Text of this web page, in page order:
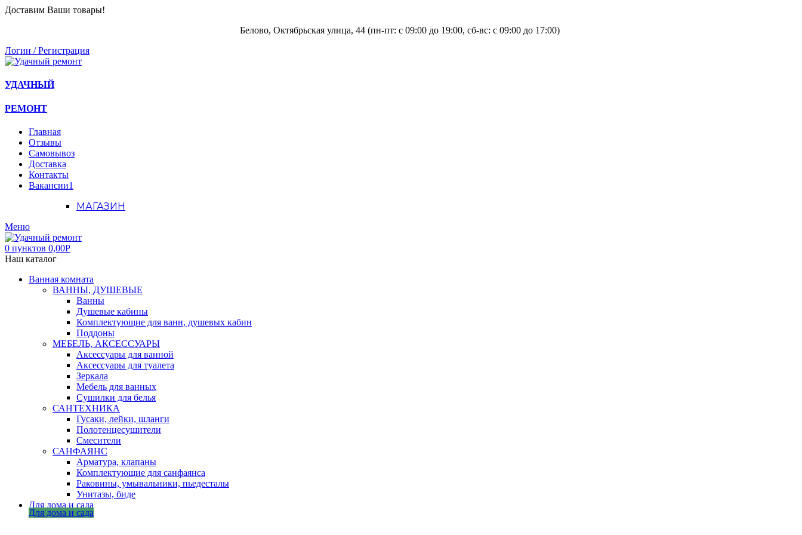
Доставим Ваши товары!
Белово, Октябрьская улица, 44 (пн-пт: с 09:00 до 19:00, сб-вс: с 09:00 до 17:00)
Логин / Регистрация
УДАЧНЫЙ
РЕМОНТ
Главная
Отзывы
Самовывоз
Доставка
Контакты
Вакансии1
МАГАЗИН
Меню
0 пунктов 0,00Р
Наш каталог
Ванная комната
ВАННЫ, ДУШЕВЫЕ
Ванны
Душевые кабины
Комплектующие для ванн, душевых кабин
Поддоны
МЕБЕЛЬ, АКСЕССУАРЫ
Аксессуары для ванной
Аксессуары для туалета
Зеркала
Мебель для ванных
Сушилки для белья
САНТЕХНИКА
Гусаки, лейки, шланги
Полотенцесушители
Смесители
САНФАЯНС
Арматура, клапаны
Комплектующие для санфаянса
Раковины, умывальники, пьедесталы
Унитазы, биде
Для дома и сада
Для дома и сада